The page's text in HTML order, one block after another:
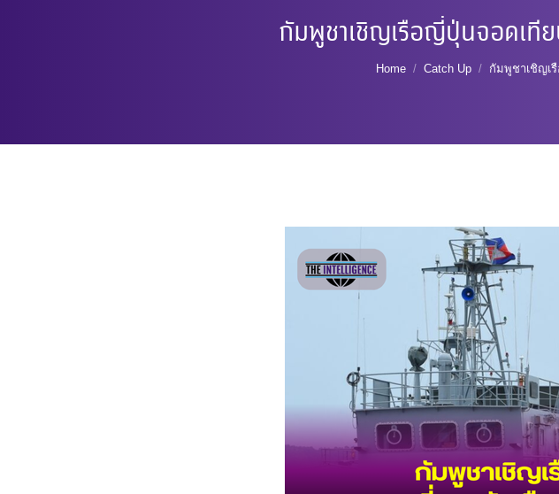
กัมพูชาเชิญเรือญี่ปุ่นจอดเทีย
You are here:
Home Catch Up กัมพูชาเชิญเ